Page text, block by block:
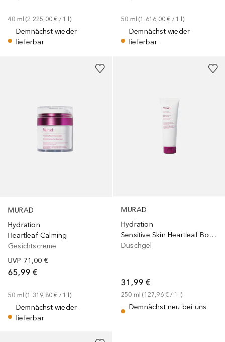
40 ml (2.225,00 € / 1 l)
Demnächst wieder
lieferbar
50 ml (1.616,00 € / 1 l)
Demnächst wieder
lieferbar
MURAD
Hydration
Heartleaf Calming
Gesichtscreme
UVP 71,00 €
65,99 €
50 ml (1.319,80 € / 1 l)
Demnächst wieder
lieferbar
MURAD
Hydration
Sensitive Skin Heartleaf Body Cleanser
Duschgel
31,99 €
250 ml (127,96 € / 1 l)
Demnächst neu bei uns